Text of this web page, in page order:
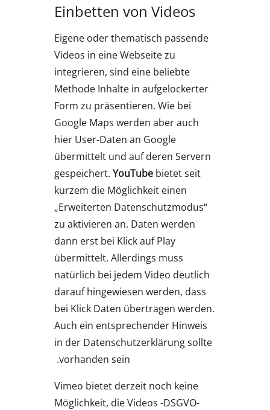
Einbetten von Videos
Eigene oder thematisch passende
Videos in eine Webseite zu
integrieren, sind eine beliebte
Methode Inhalte in aufgelockerter
Form zu präsentieren. Wie bei
Google Maps werden aber auch
hier User-Daten an Google
übermittelt und auf deren Servern
gespeichert. YouTubebietet seit
kurzem die Möglichkeit einen
„Erweiterten Datenschutzmodus“
zu aktivieren an. Daten werden
dann erst bei Klick auf Play
übermittelt. Allerdings muss
natürlich bei jedem Video deutlich
darauf hingewiesen werden, dass
bei Klick Daten übertragen werden.
Auch ein entsprechender Hinweis
in der Datenschutzerklärung sollte
vorhanden sein.
Vimeo bietet derzeit noch keine
Möglichkeit, die Videos -DSGVO-